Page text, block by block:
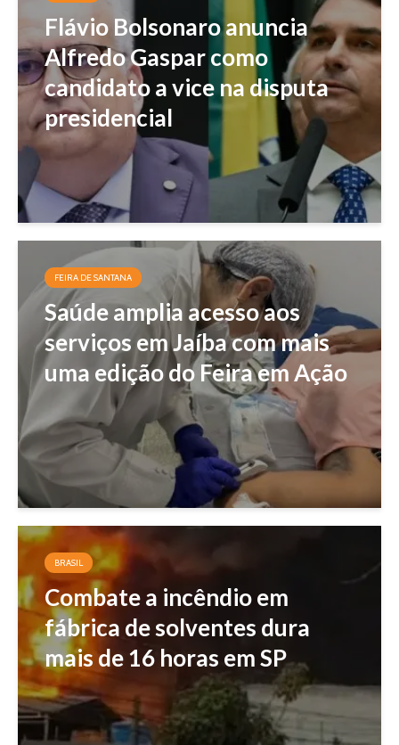
Flávio Bolsonaro anuncia
Alfredo Gaspar como
candidato a vice na disputa
presidencial
FEIRA DE SANTANA
Saúde amplia acesso aos
serviços em Jaíba com mais
uma edição do Feira em Ação
BRASIL
Combate a incêndio em
fábrica de solventes dura
mais de 16 horas em SP